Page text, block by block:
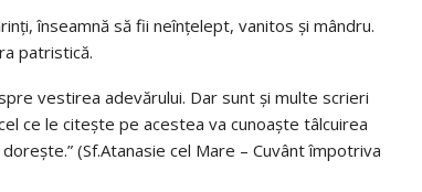
înseamnă să fii neînţelept, vanitos şi mândru.
patristică.
vestirea adevărului. Dar sunt şi multe scrieri
ce le citeşte pe acestea va cunoaşte tâlcuirea
(Sf.Atanasie cel Mare – Cuvânt împotriva